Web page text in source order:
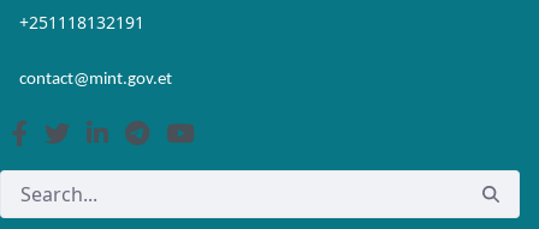
Skip to Main Content
Open Accessibility Menu
+251118132191
contact@mint.gov.et